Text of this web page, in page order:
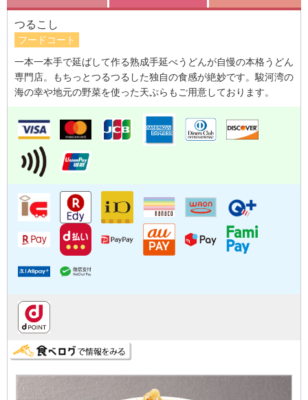
つるこし
フードコート
一本一本手で延ばして作る熟成手延べうどんが自慢の本格うどん
専門店。もちっとつるつるした独自の食感が絶妙です。駿河湾の
海の幸や地元の野菜を使った天ぷらもご用意しております。